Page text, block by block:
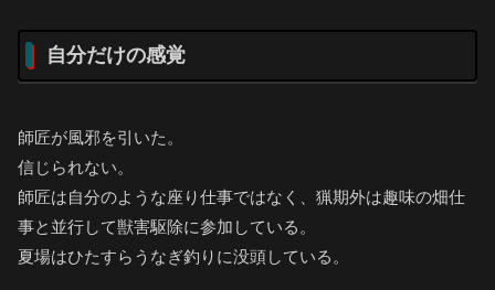
自分だけの感覚
師匠が風邪を引いた。
信じられない。
師匠は自分のような座り仕事ではなく、猟期外は趣味の畑仕
事と並行して獣害駆除に参加している。
夏場はひたすらうなぎ釣りに没頭している。